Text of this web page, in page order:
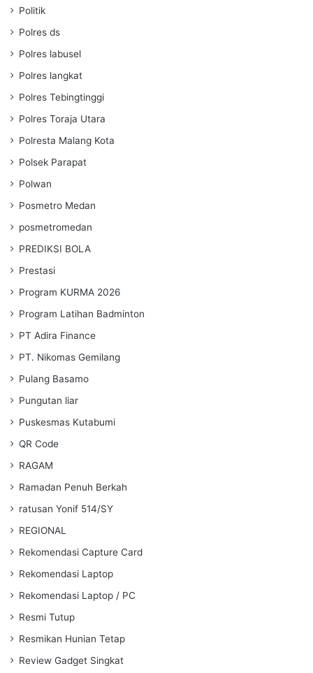
Politik
Polres ds
Polres labusel
Polres langkat
Polres Tebingtinggi
Polres Toraja Utara
Polresta Malang Kota
Polsek Parapat
Polwan
Posmetro Medan
posmetromedan
PREDIKSI BOLA
Prestasi
Program KURMA 2026
Program Latihan Badminton
PT Adira Finance
PT. Nikomas Gemilang
Pulang Basamo
Pungutan liar
Puskesmas Kutabumi
QR Code
RAGAM
Ramadan Penuh Berkah
ratusan Yonif 514/SY
REGIONAL
Rekomendasi Capture Card
Rekomendasi Laptop
Rekomendasi Laptop / PC
Resmi Tutup
Resmikan Hunian Tetap
Review Gadget Singkat